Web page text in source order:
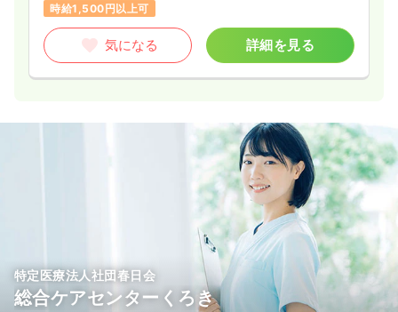
気になる 詳細を見る
一時募集休止
賞与3.9ヶ月
（休憩60分）
詳細を見る
時給1,500円以上可
気になる 詳細を見る
特定医療法人社団春日会
総合ケアセンターくろき